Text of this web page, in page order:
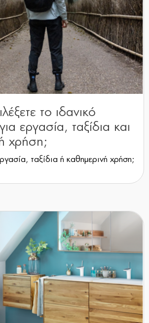
το ιδανικό
εργασία, ταξίδια και
χρήση;
ταξίδια ή καθημερινή χρήση;